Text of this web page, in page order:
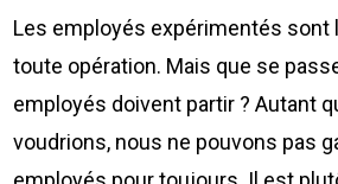
Les employés expérimentés sont
toute opération. Mais que se
employés doivent partir ? Autant
voudrions, nous ne pouvons pas